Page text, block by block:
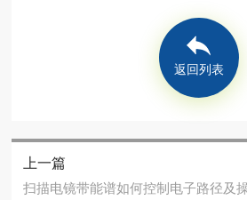
返回列表
上一篇
扫描电镜带能谱如何控制电子路径及